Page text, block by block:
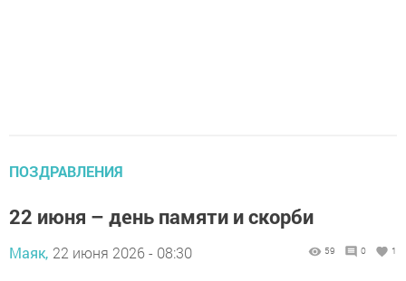
ПОЗДРАВЛЕНИЯ
22 июня – день памяти и скорби
Маяк, 22 июня 2026 - 08:30 59 0 1